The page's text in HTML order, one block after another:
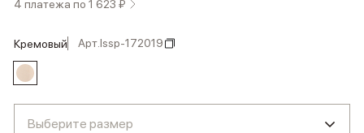
4 платежа по 1 623 ₽
кремовый Арт.lssp-172019
Выберите размер